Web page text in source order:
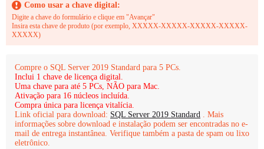
Como usar a chave digital:
Digite a chave do formulário e clique em "Avançar"
Insira esta chave de produto (por exemplo, XXXXX-XXXXX-XXXXX-XXXXX-
XXXXX)
Compre o SQL Server 2019 Standard para 5 PCs.
Inclui 1 chave de licença digital.
Uma chave para até 5 PCs, NÃO para Mac.
Ativação para 16 núcleos incluída.
Compra única para licença vitalícia.
Link oficial para download: SQL Server 2019 Standard . Mais
informações sobre download e instalação podem ser encontradas no e-
mail de entrega instantânea. Verifique também a pasta de spam ou lixo
eletrônico.